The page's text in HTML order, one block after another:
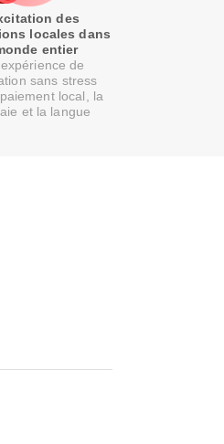
des
locales dans
entier
de
sans stress
local, la
et la langue